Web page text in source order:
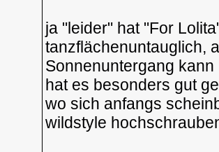
ja "leider" hat "For
tanzflächenuntauglich,
Sonnenuntergang
hat es besonders gut
wo sich anfangs
wildstyle